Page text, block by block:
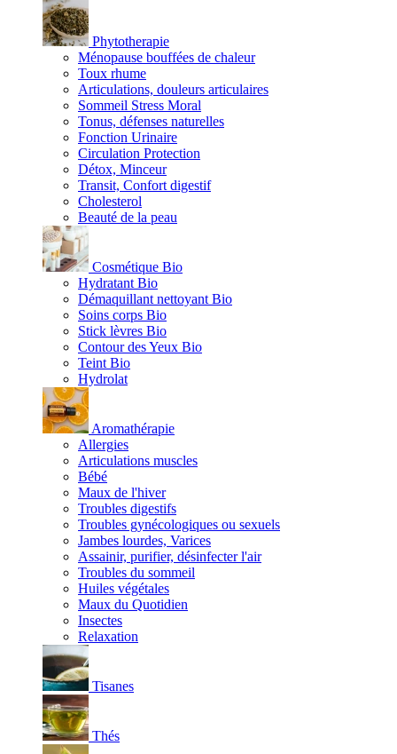
Phytotherapie
Ménopause bouffées de chaleur
Toux rhume
Articulations, douleurs articulaires
Sommeil Stress Moral
Tonus, défenses naturelles
Fonction Urinaire
Circulation Protection
Détox, Minceur
Transit, Confort digestif
Cholesterol
Beauté de la peau
Cosmétique Bio
Hydratant Bio
Démaquillant nettoyant Bio
Soins corps Bio
Stick lèvres Bio
Contour des Yeux Bio
Teint Bio
Hydrolat
Aromathérapie
Allergies
Articulations muscles
Bébé
Maux de l'hiver
Troubles digestifs
Troubles gynécologiques ou sexuels
Jambes lourdes, Varices
Assainir, purifier, désinfecter l'air
Troubles du sommeil
Huiles végétales
Maux du Quotidien
Insectes
Relaxation
Tisanes
Thés